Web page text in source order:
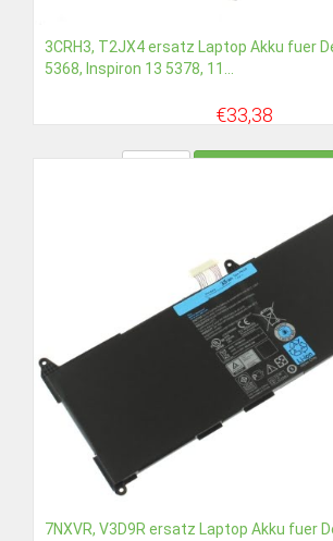
3CRH3, T2JX4 ersatz Laptop Akku fuer
5368, Inspiron 13 5378, 11...
€33,38
7NXVR, V3D9R ersatz Laptop Akku fuer